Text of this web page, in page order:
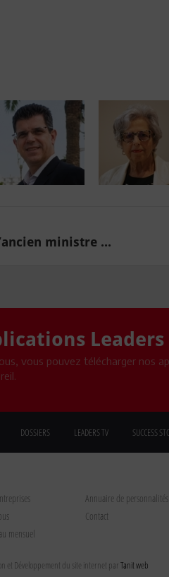
ministre ...
Leaders
vous pouvez télécharger nos
DOSSIERS LEADERS TV SUCCESS
Annuaire de personnalités
Contact
mensuel
et Développement du site internet parTanit web